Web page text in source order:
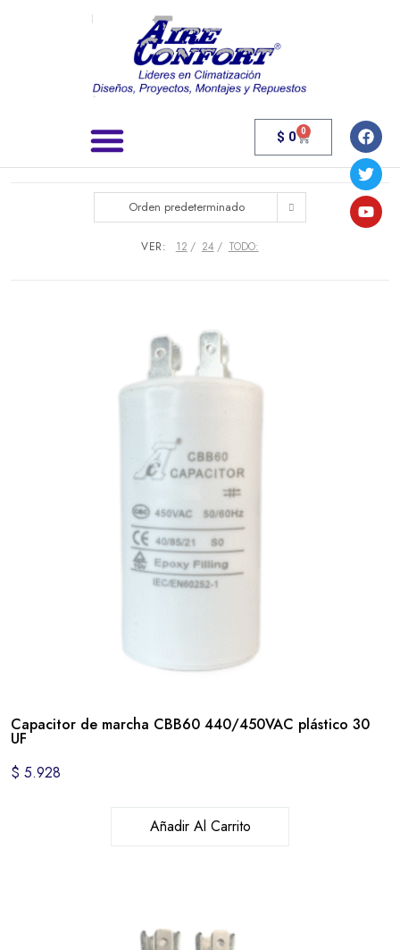
$ 0 0
Orden predeterminado
VER: 12 24 TODO:
Capacitor de marcha CBB60 440/450VAC plástico 30
UF
$ 5.928
Añadir Al Carrito